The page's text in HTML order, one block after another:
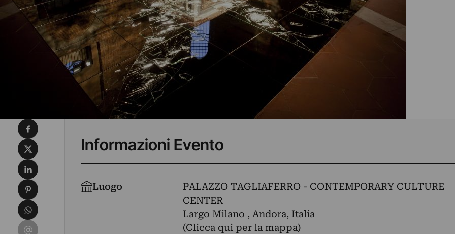
Informazioni Evento
Luogo
PALAZZO TAGLIAFERRO - CONTEMPORARY CULTURE
CENTER
Largo Milano , Andora, Italia
(Clicca qui per la mappa)
Condividi su Facebook
Condividi su X
Condividi su LinkedIn
Condividi su Pinterest
Condividi su WhatsApp
Condividi su Email